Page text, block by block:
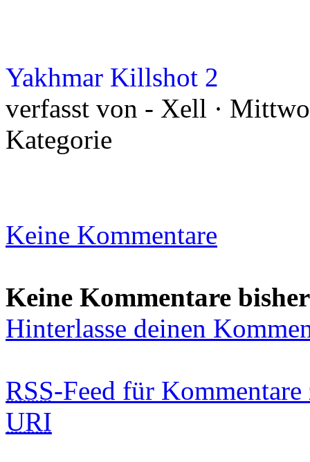
Yakhmar Killshot 2
verfasst von - Xell ·
Kategorie
Keine Kommentare
Keine Kommentare bisher
Hinterlasse deinen
RSS-Feed für
URI